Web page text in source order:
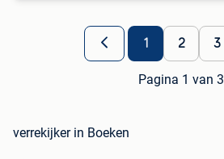
1 2 3
Pagina 1 van 3
verrekijker in Boeken